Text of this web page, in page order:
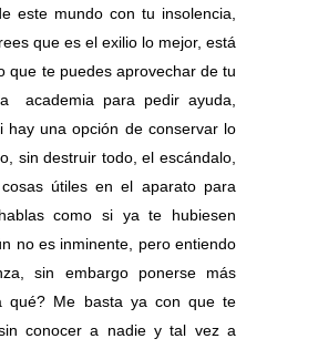
este mundo con tu insolencia,
que es el exilio lo mejor, está
que te puedes aprovechar de tu
academia para pedir ayuda,
hay una opción de conservar lo
sin destruir todo, el escándalo,
útiles en el aparato para
como si ya te hubiesen
no es inminente, pero entiendo
sin embargo ponerse más
qué? Me basta ya con que te
conocer a nadie y tal vez a